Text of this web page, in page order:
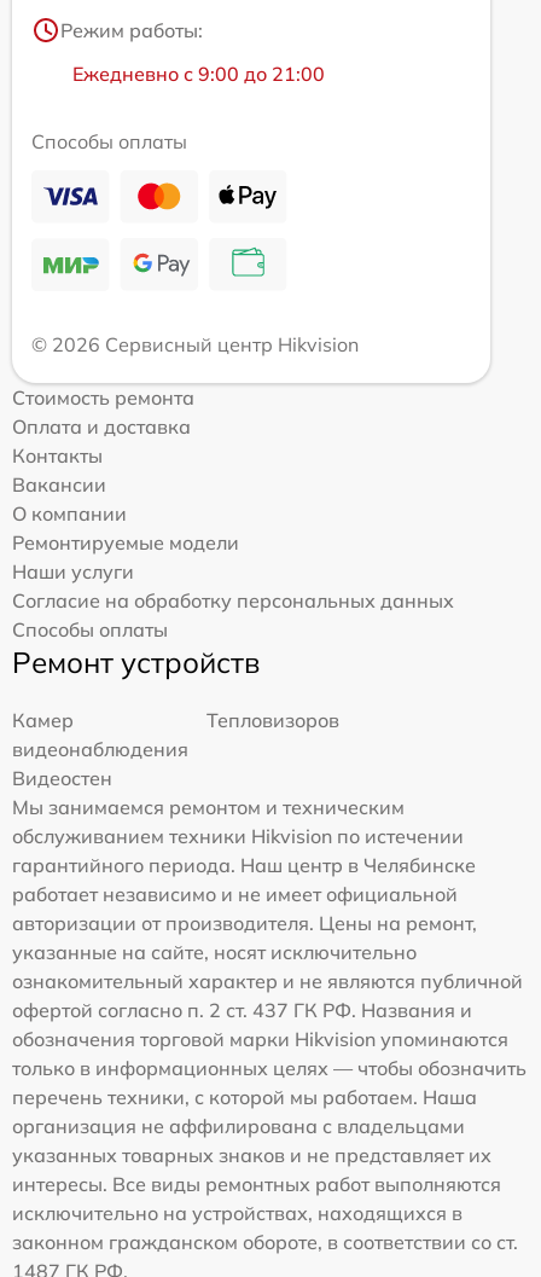
Режим работы:
Ежедневно с 9:00 до 21:00
Способы оплаты
© 2026 Сервисный центр Hikvision
Стоимость ремонта
Оплата и доставка
Контакты
Вакансии
О компании
Ремонтируемые модели
Наши услуги
Согласие на обработку персональных данных
Способы оплаты
Ремонт устройств
Камер
видеонаблюдения
Тепловизоров
Видеостен
Мы занимаемся ремонтом и техническим
обслуживанием техники Hikvision по истечении
гарантийного периода. Наш центр в Челябинске
работает независимо и не имеет официальной
авторизации от производителя. Цены на ремонт,
указанные на сайте, носят исключительно
ознакомительный характер и не являются публичной
офертой согласно п. 2 ст. 437 ГК РФ. Названия и
обозначения торговой марки Hikvision упоминаются
только в информационных целях — чтобы обозначить
перечень техники, с которой мы работаем. Наша
организация не аффилирована с владельцами
указанных товарных знаков и не представляет их
интересы. Все виды ремонтных работ выполняются
исключительно на устройствах, находящихся в
законном гражданском обороте, в соответствии со ст.
1487 ГК РФ.